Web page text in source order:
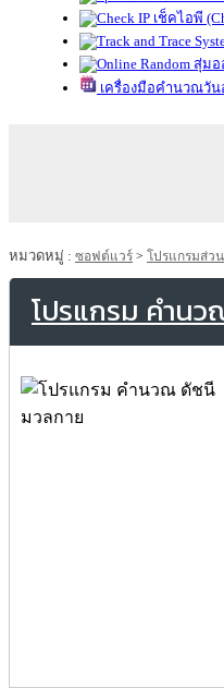
เช็คไอพี
สุ่มอ
เครื่องมือคำนวณวั
หมวดหมู่ : ซอฟต์แวร์ > โปรแกรมส่ว
โปรแกรม คำน